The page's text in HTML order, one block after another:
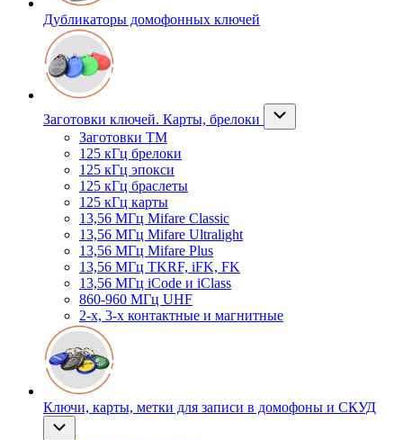
Дубликаторы домофонных ключей
Заготовки ключей. Карты, брелоки
Заготовки ТМ
125 кГц брелоки
125 кГц эпокси
125 кГц браслеты
125 кГц карты
13,56 МГц Mifare Classic
13,56 МГц Mifare Ultralight
13,56 МГц Mifare Plus
13,56 МГц TKRF, iFK, FK
13,56 МГц iCode и iClass
860-960 МГц UHF
2-х, 3-х контактные и магнитные
Ключи, карты, метки для записи в домофоны и СКУД